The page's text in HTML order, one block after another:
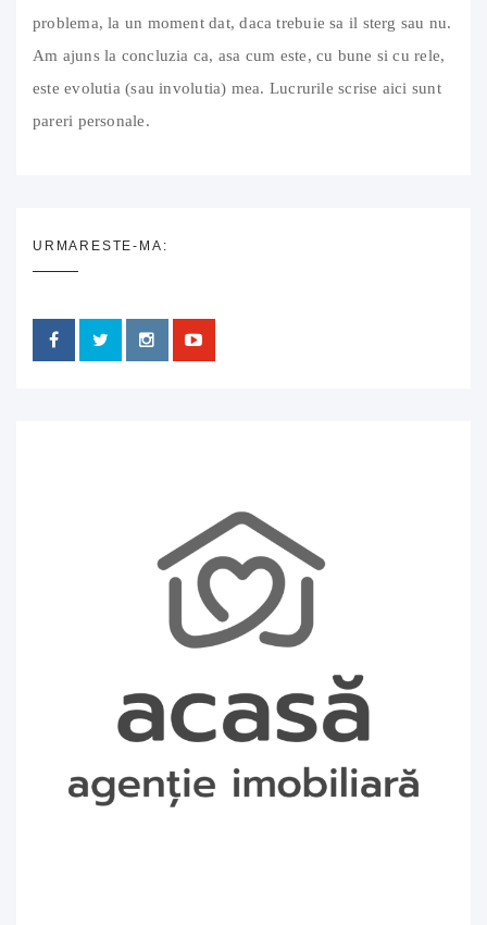
problema, la un moment dat, daca trebuie sa il sterg sau nu.
Am ajuns la concluzia ca, asa cum este, cu bune si cu rele,
este evolutia (sau involutia) mea. Lucrurile scrise aici sunt
pareri personale.
URMARESTE-MA: